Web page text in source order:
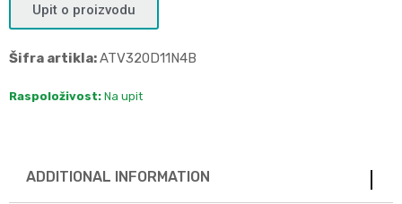
Upit o proizvodu
Šifra artikla:ATV320D11N4B
Raspoloživost: Na upit
ADDITIONAL INFORMATION